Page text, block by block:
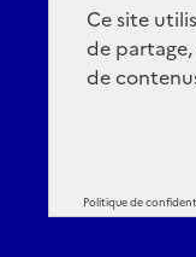
Ce site
de
de
Politique de